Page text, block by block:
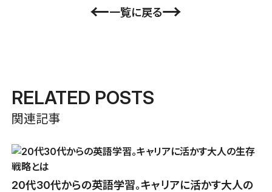
←一覧に戻る→
RELATED POSTS
関連記事
20代30代からの英語学習。キャリアに活かす大人の